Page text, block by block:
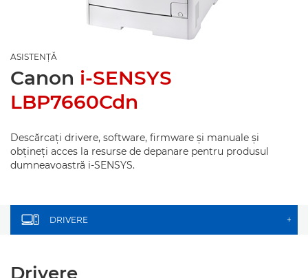
ASISTENŢĂ
Canon i-SENSYS
LBP7660Cdn
Descărcaţi drivere, software, firmware şi manuale şi
obţineţi acces la resurse de depanare pentru produsul
dumneavoastră i-SENSYS.
DRIVERE +
Drivere